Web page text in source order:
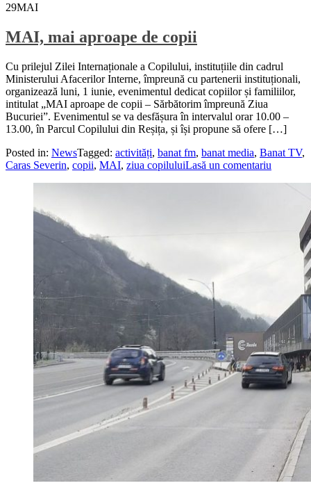
29MAI
MAI, mai aproape de copii
Cu prilejul Zilei Internaționale a Copilului, instituțiile din cadrul
Ministerului Afacerilor Interne, împreună cu partenerii instituționali,
organizează luni, 1 iunie, evenimentul dedicat copiilor și familiilor,
intitulat „MAI aproape de copii – Sărbătorim împreună Ziua
Bucuriei”. Evenimentul se va desfășura în intervalul orar 10.00 –
13.00, în Parcul Copilului din Reșița, și își propune să ofere […]
Posted in: NewsTagged: activități, banat fm, banat media, Banat TV,
Caras Severin, copii, MAI, ziua copiluluiLasă un comentariu